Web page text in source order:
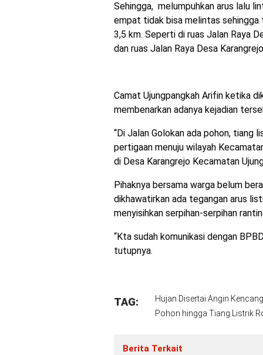
Sehingga, melumpuhkan arus lalu
empat tidak bisa melintas
3,5 km. Seperti di ruas Jalan Raya
dan ruas Jalan Raya Desa
Camat Ujungpangkah Arifin ketika
membenarkan adanya kejadian
“Di Jalan Golokan ada pohon, tiang
pertigaan menuju wilayah
di Desa Karangrejo Kecamatan
Pihaknya bersama warga belum
dikhawatirkan ada tegangan arus
menyisihkan serpihan-serpihan
“Kta sudah komunikasi dengan
tutupnya.
TAG:
Hujan Disertai Angin
Pohon hingga Tiang Listrik
Berita Terkait